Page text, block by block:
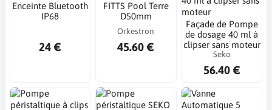
Enceinte Bluetooth
IP68
24 €
FITTS Pool Terre
D50mm
Orkestron
45.60 €
Façade de Pompe
de dosage 40 ml à
clipser sans moteur
Seko
56.40 €